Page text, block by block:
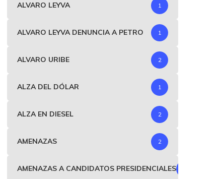
ALVARO LEYVA 1
ALVARO LEYVA DENUNCIA A PETRO 1
ALVARO URIBE 2
ALZA DEL DÓLAR 1
ALZA EN DIESEL 2
AMENAZAS 2
AMENAZAS A CANDIDATOS PRESIDENCIALES